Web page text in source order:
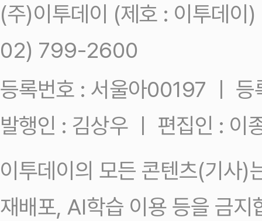
(주)이투데이 (제호 : 이투데
02) 799-2600
등록번호 : 서울아00197 ㅣ
발행인 : 김상우 ㅣ 편집인 : 이
이투데이의 모든 콘텐츠(기사)
재배포, AI학습 이용 등을 금지